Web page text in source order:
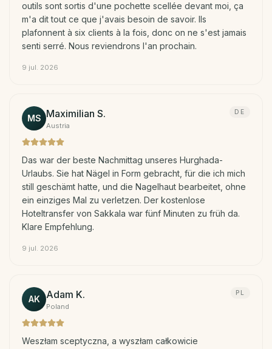
outils sont sortis d'une pochette scellée devant moi, ça
m'a dit tout ce que j'avais besoin de savoir. Ils
plafonnent à six clients à la fois, donc on ne s'est jamais
senti serré. Nous reviendrons l'an prochain.
9 jul. 2026
MS Maximilian S.
Austria
DE
Das war der beste Nachmittag unseres Hurghada-
Urlaubs. Sie hat Nägel in Form gebracht, für die ich mich
still geschämt hatte, und die Nagelhaut bearbeitet, ohne
ein einziges Mal zu verletzen. Der kostenlose
Hoteltransfer von Sakkala war fünf Minuten zu früh da.
Klare Empfehlung.
9 jul. 2026
AK Adam K.
Poland
PL
Weszłam sceptyczna, a wyszłam całkowicie